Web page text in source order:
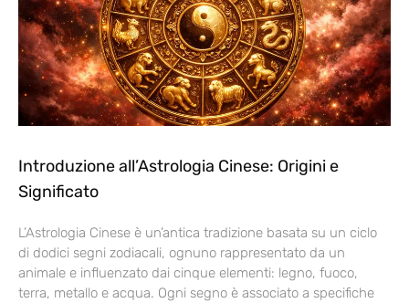
Introduzione all’Astrologia Cinese: Origini e
Significato
L’Astrologia Cinese è un’antica tradizione basata su un ciclo
di dodici segni zodiacali, ognuno rappresentato da un
animale e influenzato dai cinque elementi: legno, fuoco,
terra, metallo e acqua. Ogni segno è associato a specifiche